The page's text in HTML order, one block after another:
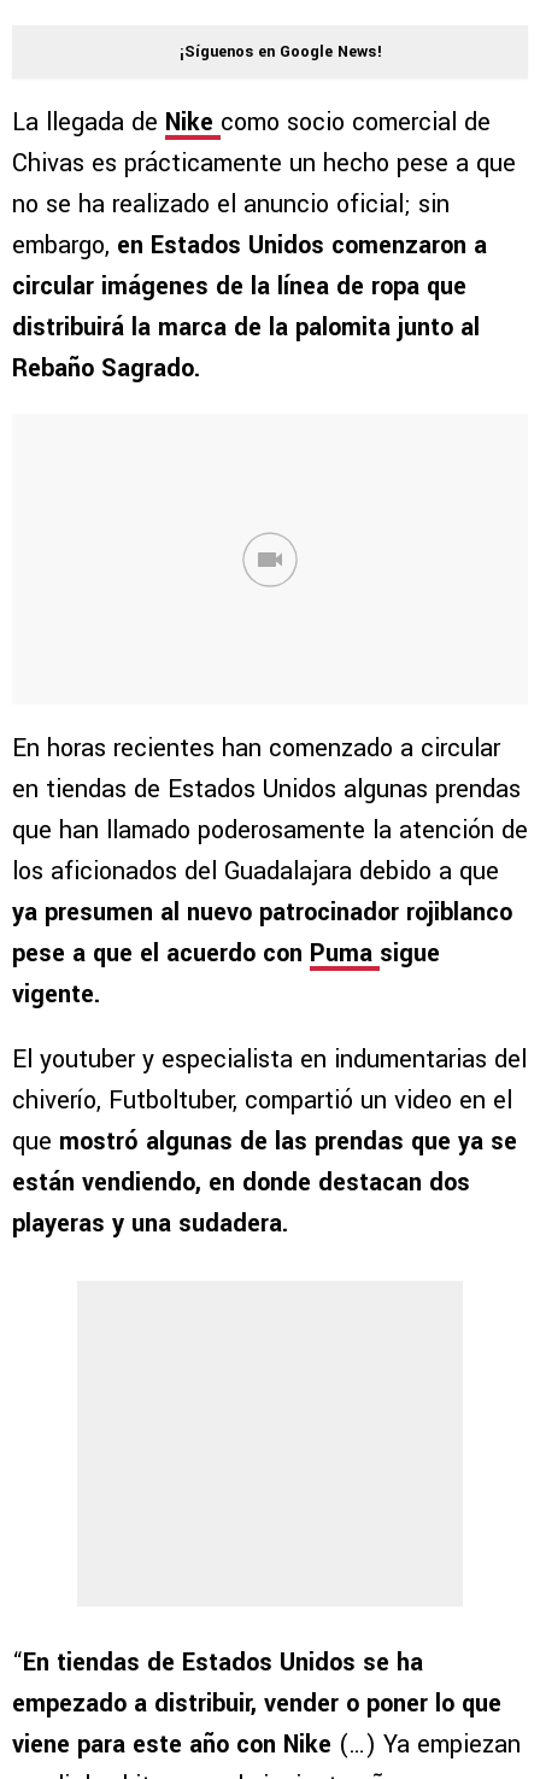
¡Síguenos en Google News!
La llegada de Nike como socio comercial de
Chivas es prácticamente un hecho pese a que
no se ha realizado el anuncio oficial; sin
embargo, en Estados Unidos comenzaron a
circular imágenes de la línea de ropa que
distribuirá la marca de la palomita junto al
Rebaño Sagrado.
En horas recientes han comenzado a circular
en tiendas de Estados Unidos algunas prendas
que han llamado poderosamente la atención de
los aficionados del Guadalajara debido a que
ya presumen al nuevo patrocinador rojiblanco
pese a que el acuerdo con Puma sigue
vigente.
El youtuber y especialista en indumentarias del
chiverío, Futboltuber, compartió un video en el
que mostró algunas de las prendas que ya se
están vendiendo, en donde destacan dos
playeras y una sudadera.
“En tiendas de Estados Unidos se ha
empezado a distribuir, vender o poner lo que
viene para este año con Nike (…) Ya empiezan